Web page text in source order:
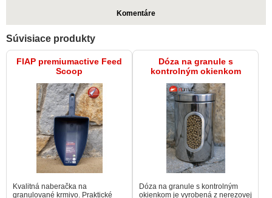
Komentáre
Súvisiace produkty
FIAP premiumactive Feed
Scoop
Kvalitná naberačka na
granulované krmivo. Praktické
Dóza na granule s
kontrolným okienkom
Dóza na granule s kontrolným
okienkom je vyrobená z nerezovej